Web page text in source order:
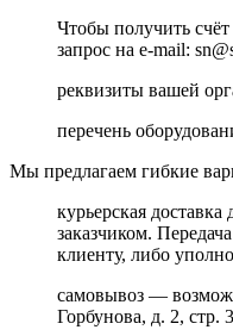
Чтобы получить
запрос на e-mail:
реквизиты вашей
перечень
Мы предлагаем гибкие
курьерская
заказчиком.
клиенту, либо
самовывоз —
Горбунова, д. 2, стр.